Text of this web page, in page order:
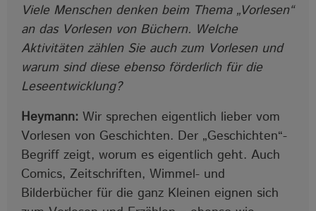
Viele Menschen denken beim Thema „Vorlesen“
an das Vorlesen von Büchern. Welche
Aktivitäten zählen Sie auch zum Vorlesen und
warum sind diese ebenso förderlich für die
Leseentwicklung?
Heymann: Wir sprechen eigentlich lieber vom
Vorlesen von Geschichten. Der „Geschichten“-
Begriff zeigt, worum es eigentlich geht. Auch
Comics, Zeitschriften, Wimmel- und
Bilderbücher für die ganz Kleinen eignen sich